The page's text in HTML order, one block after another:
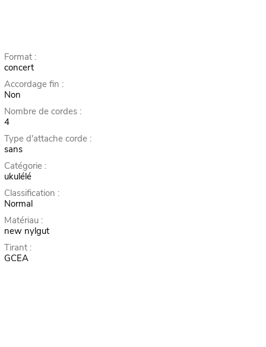
Format :
concert
Accordage fin :
Non
Nombre de cordes :
4
Type d'attache corde :
sans
Catégorie :
ukulélé
Classification :
Normal
Matériau :
new nylgut
Tirant :
GCEA